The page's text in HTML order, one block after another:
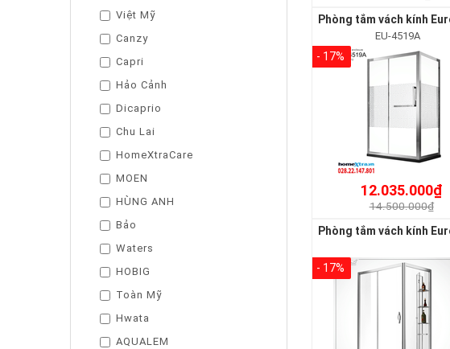
Việt Mỹ
Canzy
Capri
Hảo Cảnh
Dicaprio
Chu Lai
HomeXtraCare
MOEN
HÙNG ANH
Bảo
Waters
HOBIG
Toàn Mỹ
Hwata
AQUALEM
EU-4519A
- 17%
12.035.000₫
14.500.000₫
- 17%